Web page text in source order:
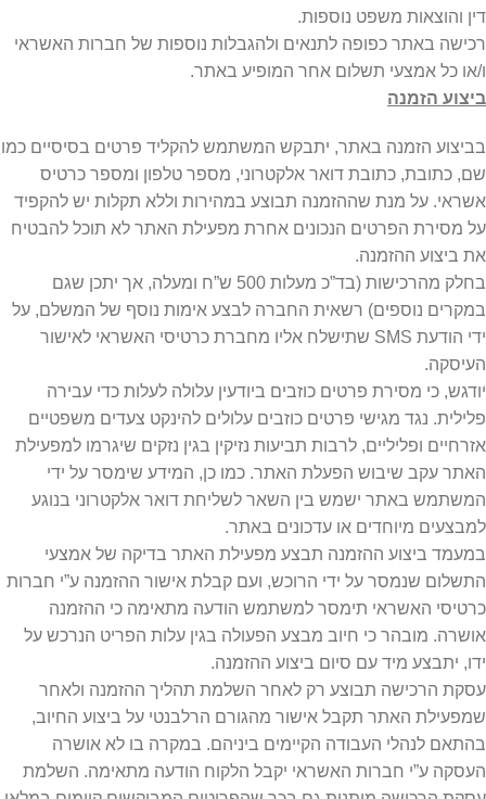
דין והוצאות משפט נוספות.
רכישה באתר כפופה לתנאים ולהגבלות נוספות של חברות האשראי
ו/או כל אמצעי תשלום אחר המופיע באתר.
ביצוע הזמנה
בביצוע הזמנה באתר, יתבקש המשתמש להקליד פרטים בסיסיים כמו
שם, כתובת, כתובת דואר אלקטרוני, מספר טלפון ומספר כרטיס
אשראי. על מנת שההזמנה תבוצע במהירות וללא תקלות יש להקפיד
על מסירת הפרטים הנכונים אחרת מפעילת האתר לא תוכל להבטיח
את ביצוע ההזמנה.
בחלק מהרכישות (בד”כ מעלות 500 ש”ח ומעלה, אך יתכן שגם
במקרים נוספים) רשאית החברה לבצע אימות נוסף של המשלם, על
ידי הודעת SMS שתישלח אליו מחברת כרטיסי האשראי לאישור
העיסקה.
יודגש, כי מסירת פרטים כוזבים ביודעין עלולה לעלות כדי עבירה
פלילית. נגד מגישי פרטים כוזבים עלולים להינקט צעדים משפטיים
אזרחיים ופליליים, לרבות תביעות נזיקין בגין נזקים שיגרמו למפעילת
האתר עקב שיבוש הפעלת האתר. כמו כן, המידע שימסר על ידי
המשתמש באתר ישמש בין השאר לשליחת דואר אלקטרוני בנוגע
למבצעים מיוחדים או עדכונים באתר.
במעמד ביצוע ההזמנה תבצע מפעילת האתר בדיקה של אמצעי
התשלום שנמסר על ידי הרוכש, ועם קבלת אישור ההזמנה ע”י חברות
כרטיסי האשראי תימסר למשתמש הודעה מתאימה כי ההזמנה
אושרה. מובהר כי חיוב מבצע הפעולה בגין עלות הפריט הנרכש על
ידו, יתבצע מיד עם סיום ביצוע ההזמנה.
עסקת הרכישה תבוצע רק לאחר השלמת תהליך ההזמנה ולאחר
שמפעילת האתר תקבל אישור מהגורם הרלבנטי על ביצוע החיוב,
בהתאם לנהלי העבודה הקיימים ביניהם. במקרה בו לא אושרה
העסקה ע”י חברות האשראי יקבל הלקוח הודעה מתאימה. השלמת